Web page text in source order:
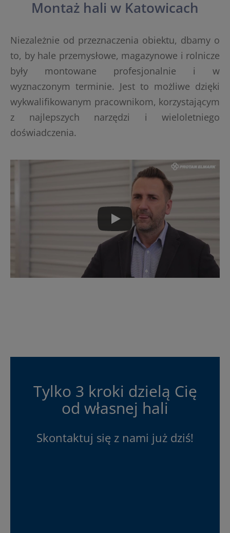
Montaż hali w Katowicach
Niezależnie od przeznaczenia obiektu, dbamy o
to, by hale przemysłowe, magazynowe i rolnicze
były montowane profesjonalnie i w
wyznaczonym terminie. Jest to możliwe dzięki
wykwalifikowanym pracownikom, korzystającym
z najlepszych narzędzi i wieloletniego
doświadczenia.
Tylko 3 kroki dzielą Cię
od własnej hali
Skontaktuj się z nami już dziś!